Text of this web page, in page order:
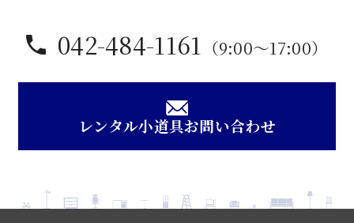
042-484-1161 （9:00〜17:00）
レンタル小道具お問い合わせ